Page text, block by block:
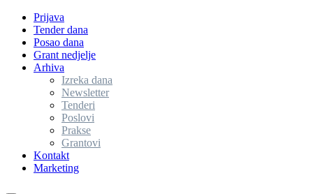
Prijava
Tender dana
Posao dana
Grant nedjelje
Arhiva
Izreka dana
Newsletter
Tenderi
Poslovi
Prakse
Grantovi
Kontakt
Marketing